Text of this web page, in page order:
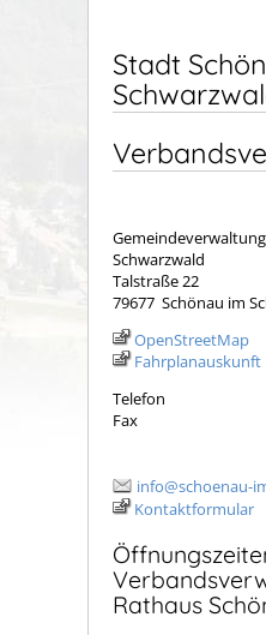
Stadt
Schwarzwald
Talstraße 22
79677 Schönau im
OpenStreetMap
Fahrplanauskunft
Telefon
Fax
info@schoenau-
Kontaktformular
Rathaus